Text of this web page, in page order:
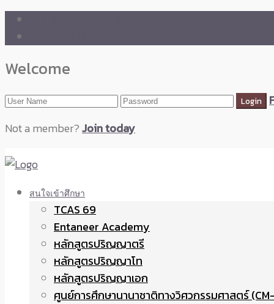
Welcome
Not a member?Join today
สนใจเข้าศึกษา
TCAS 69
Entaneer Academy
หลักสูตรปริญญาตรี
หลักสูตรปริญญาโท
หลักสูตรปริญญาเอก
ศูนย์การศึกษานานาชาติทางวิศวกรรมศาสตร์